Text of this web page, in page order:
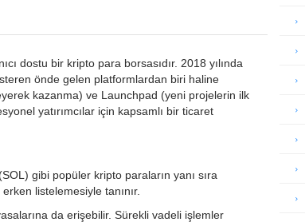
dostu bir kripto para borsasıdır. 2018 yılında
önde gelen platformlardan biri haline
kazanma) ve Launchpad (yeni projelerin ilk
yatırımcılar için kapsamlı bir ticaret
gibi popüler kripto paraların yanı sıra
listelemesiyle tanınır.
da erişebilir. Sürekli vadeli işlemler